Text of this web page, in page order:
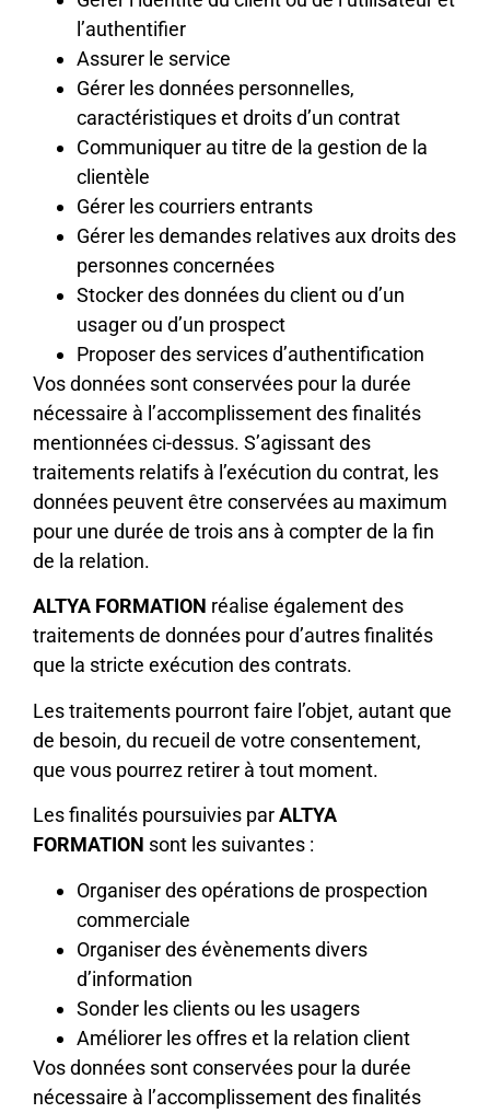
l’authentifier
Assurer le service
Gérer les données personnelles,
caractéristiques et droits d’un contrat
Communiquer au titre de la gestion de la
clientèle
Gérer les courriers entrants
Gérer les demandes relatives aux droits des
personnes concernées
Stocker des données du client ou d’un
usager ou d’un prospect
Proposer des services d’authentification
Vos données sont conservées pour la durée
nécessaire à l’accomplissement des finalités
mentionnées ci-dessus. S’agissant des
traitements relatifs à l’exécution du contrat, les
données peuvent être conservées au maximum
pour une durée de trois ans à compter de la fin
de la relation.
ALTYA FORMATION réalise également des
traitements de données pour d’autres finalités
que la stricte exécution des contrats.
Les traitements pourront faire l’objet, autant que
de besoin, du recueil de votre consentement,
que vous pourrez retirer à tout moment.
Les finalités poursuivies parALTYA
FORMATION sont les suivantes :
Organiser des opérations de prospection
commerciale
Organiser des évènements divers
d’information
Sonder les clients ou les usagers
Améliorer les offres et la relation client
Vos données sont conservées pour la durée
nécessaire à l’accomplissement des finalités